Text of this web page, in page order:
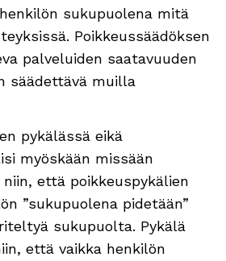
sukupuolena mitä
Poikkeussäädöksen
palveluiden saatavuuden
säädettävä muilla
pykälässä eikä
myöskään missään
että poikkeuspykälien
”sukupuolena pidetään”
sukupuolta. Pykälä
että vaikka henkilön